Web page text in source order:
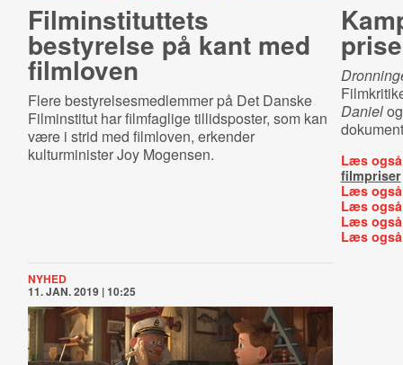
Fil­min­sti­tut­tets
bestyrelse på kant med
filmloven
Flere bestyrelsesmedlemmer på Det Danske
Filminstitut har filmfaglige tillidsposter, som kan
være i strid med filmloven, erkender
kulturminister Joy Mogensen.
Danielog
Læs
filmpriser
Læs
Læs
Læs
Læs
NYHED
11. JAN. 2019 | 10:25